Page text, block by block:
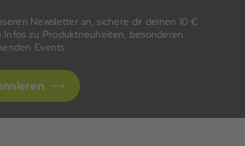
Newsletter an, sichere dir deinen 10 €
Infos zu Produktneuheiten, besonderen
Events.